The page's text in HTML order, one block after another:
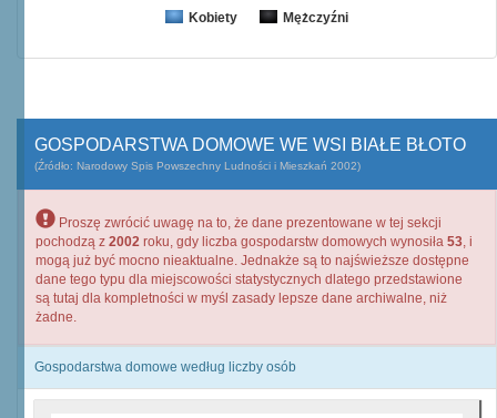
Kobiety Mężczyźni
GOSPODARSTWA DOMOWE WE WSI BIAŁE BŁOTO
(Źródło: Narodowy Spis Powszechny Ludności i Mieszkań 2002)
Proszę zwrócić uwagę na to, że dane prezentowane w tej sekcji
pochodzą z 2002 roku, gdy liczba gospodarstw domowych wynosiła 53, i
mogą już być mocno nieaktualne. Jednakże są to najświeższe dostępne
dane tego typu dla miejscowości statystycznych dlatego przedstawione
są tutaj dla kompletności w myśl zasady lepsze dane archiwalne, niż
żadne.
Gospodarstwa domowe według liczby osób